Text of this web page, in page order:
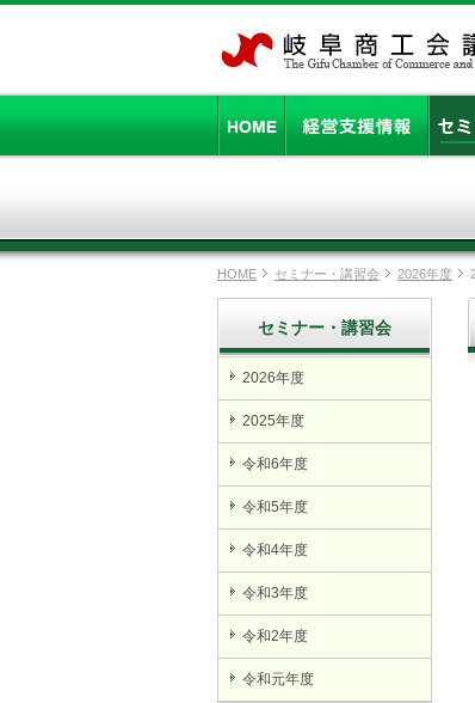
HOME セミナー・講習会 2026年度
セミナー・講習会
2026年度
2025年度
令和6年度
令和5年度
令和4年度
令和3年度
令和2年度
令和元年度